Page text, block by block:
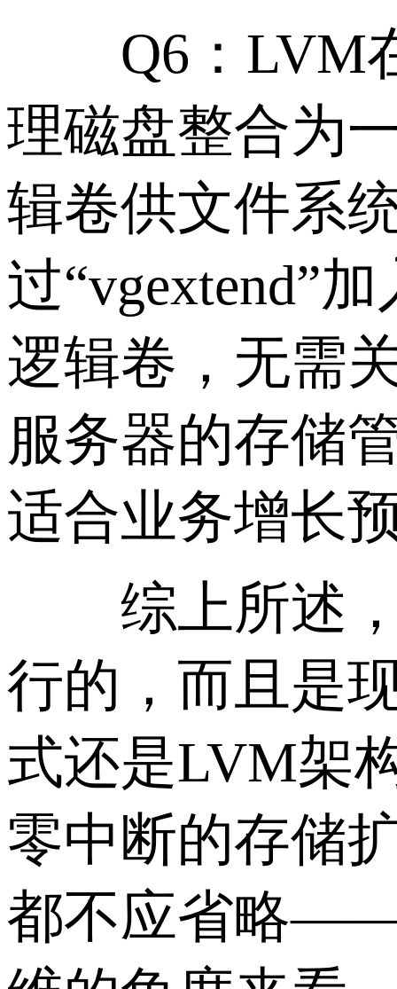
Q6：LVM在
理磁盘整合为
辑卷供文件系
过“vgextend”
逻辑卷，无需
服务器的存储
适合业务增长
综上所述，
行的，而且是
式还是LVM架
零中断的存储
都不应省略——